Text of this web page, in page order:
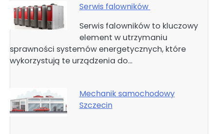
Serwis falowników
Serwis falowników to kluczowy
element w utrzymaniu
sprawności systemów energetycznych, które
wykorzystują te urządzenia do…
Mechanik samochodowy
Szczecin